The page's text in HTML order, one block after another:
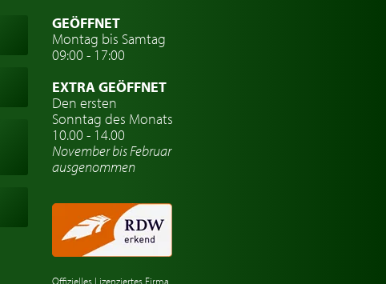
GEÖFFNET
Montag bis Samtag
09:00 - 17:00
EXTRA GEÖFFNET
Den ersten
Sonntag des Monats
10.00 - 14.00
November bis Februar
ausgenommen
Offizielles Lizenziertes Firma